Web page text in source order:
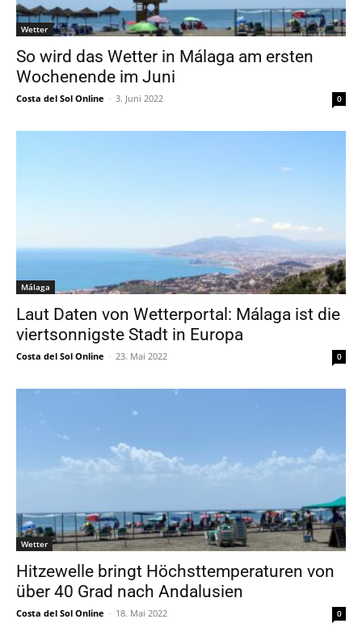
Wetter
So wird das Wetter in Málaga am ersten
Wochenende im Juni
Costa del Sol Online - 3. Juni 2022 0
Málaga
Laut Daten von Wetterportal: Málaga ist die
viertsonnigste Stadt in Europa
Costa del Sol Online - 23. Mai 2022 0
Wetter
Hitzewelle bringt Höchsttemperaturen von
über 40 Grad nach Andalusien
Costa del Sol Online - 18. Mai 2022 0